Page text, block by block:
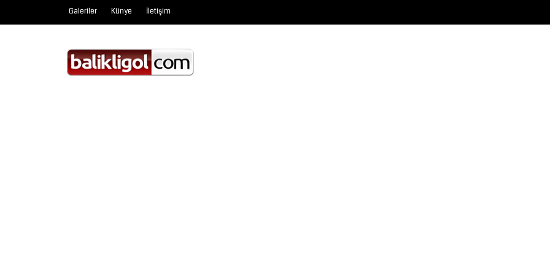
Galeriler Künye İletişim